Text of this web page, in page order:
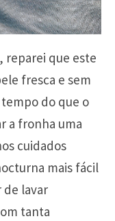
reparei que este
fresca e sem
do que o
a fronha uma
cuidados
mais fácil
de lavar
tanta